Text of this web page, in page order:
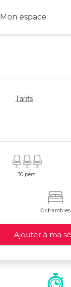
Mon espace
Tarifs
30 pers.
0 chambres